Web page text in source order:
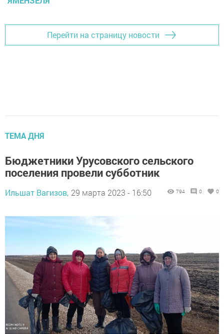
Перейти на страницу новости
ТЕМА ДНЯ
Бюджетники Урусовского сельского
поселения провели субботник
Ильшат Вагизов, 29 марта 2023 - 16:50 794 0 0